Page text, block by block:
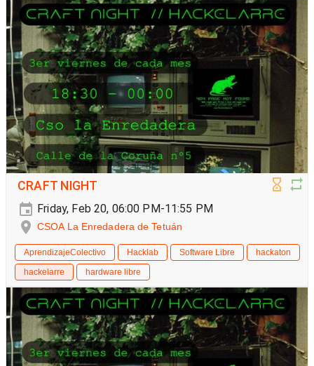
CRAFT NIGHT
Friday, Feb 20, 06:00 PM-11:55 PM
CSOA La Enredadera de Tetuán
AprendizajeColectivo Hacklab Software Libre
hackaton
hackelarre
hardware libre